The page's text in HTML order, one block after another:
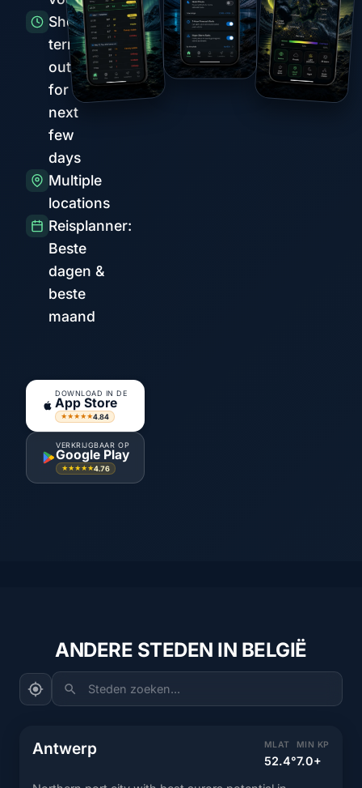
Short-
term
outlook
for the
next
few
days
Multiple
locations
Reisplanner:
Beste
dagen &
beste
maand
DOWNLOAD IN DE
App Store
★★★★★4.84
VERKRIJGBAAR OP
Google Play
★★★★★4.76
ANDERE STEDEN IN BELGIË
Steden zoeken...
Antwerp MLAT
52.4°
MIN KP
7.0+